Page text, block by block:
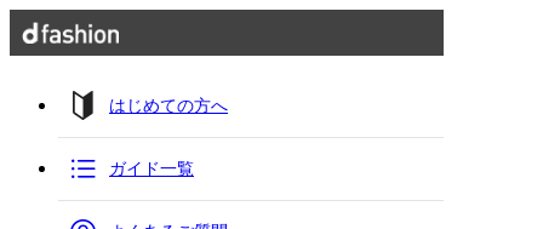
はじめての方へ
ガイド一覧